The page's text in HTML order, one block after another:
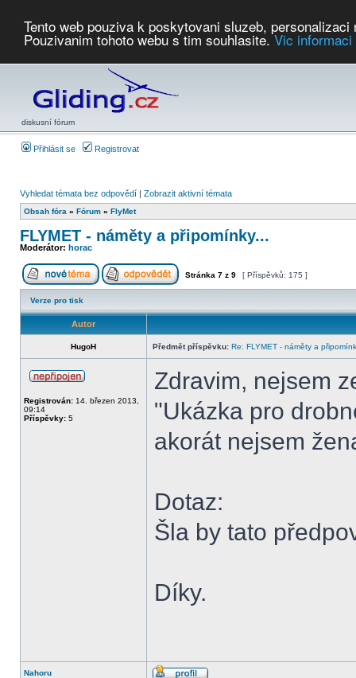
Tento web pouziva k poskytovani sluzeb,
Pouzivanim tohoto webu s tim souhlasite.Vic informaci
diskusní fórum
Přihlásit se Registrovat
Vyhledat témata bez odpovědí | Zobrazit aktivní témata
Obsah fóra » Fórum » FlyMet
FLYMET - náměty a připomínky...
Moderátor: horac
Stránka 7 z 9 [ Příspěvků: 175 ]
Verze pro tisk
Autor
HugoH Předmět příspěvku: Re: FLYMET - náměty a
Registrován: 14. březen 2013,
09:14
Příspěvky: 5
Zdravim, nejsem
"Ukázka pro
akorát nejsem
Dotaz:
Šla by tato
Díky.
Nahoru